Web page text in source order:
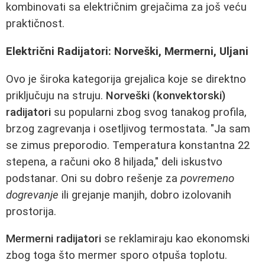
kombinovati sa električnim grejačima za još veću
praktičnost.
Električni Radijatori: Norveški, Mermerni, Uljani
Ovo je široka kategorija grejalica koje se direktno
priključuju na struju. Norveški (konvektorski)
radijatori su popularni zbog svog tanakog profila,
brzog zagrevanja i osetljivog termostata. "Ja sam
se zimus preporodio. Temperatura konstantna 22
stepena, a računi oko 8 hiljada," deli iskustvo
podstanar. Oni su dobro rešenje za povremeno
dogrevanje ili grejanje manjih, dobro izolovanih
prostorija.
Mermerni radijatori se reklamiraju kao ekonomski
zbog toga što mermer sporo otpuša toplotu.